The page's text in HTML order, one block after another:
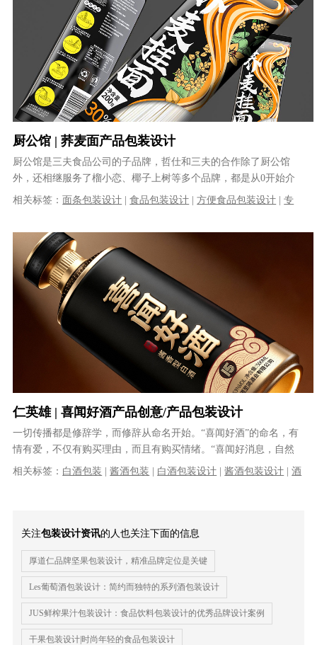
厨公馆 | 荞麦面产品包装设计
厨公馆是三夫食品公司的子品牌，哲仕和三夫的合作除了厨公馆
外，还相继服务了榴小恋、椰子上树等多个品牌，都是从0开始介
入了品牌LOGO设计及产品系列的包装......
相关标签： 面条包装设计 |食品包装设计 |方便食品包装设计 |专
仁英雄 | 喜闻好酒产品创意/产品包装设计
一切传播都是修辞学，而修辞从命名开始。“喜闻好酒”的命名，有
情有爱，不仅有购买理由，而且有购买情绪。“喜闻好消息，自然
喝好酒”，则有行使裁决权力的快感......
相关标签： 白酒包装 |酱酒包装 白酒包装设计 |酱酒包装设计 |酒
关注包装设计资讯的人也关注下面的信息
厚道仁品牌坚果包装设计，精准品牌定位是关键
Les葡萄酒包装设计：简约而独特的系列酒包装设计
JUS鲜榨果汁包装设计：食品饮料包装设计的优秀品牌设计案例
干果包装设计|时尚年轻的食品包装设计